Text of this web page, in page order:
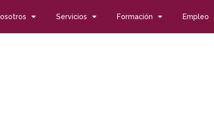
Servicios Formación Empleo